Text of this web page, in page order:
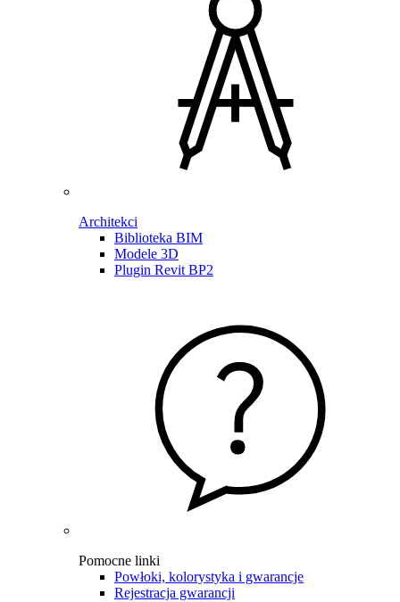
Architekci
Biblioteka BIM
Modele 3D
Plugin Revit BP2
Pomocne linki
Powłoki, kolorystyka i gwarancje
Rejestracja gwarancji